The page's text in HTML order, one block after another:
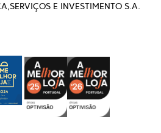
E INVESTIMENTO S.A.